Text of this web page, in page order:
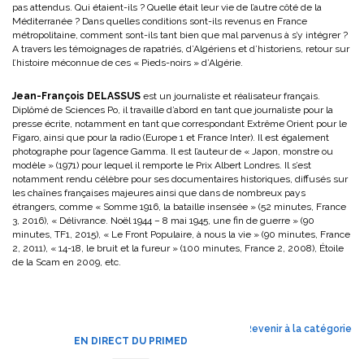
pas attendus. Qui étaient-ils ? Quelle était leur vie de l’autre côté de la
Méditerranée ? Dans quelles conditions sont-ils revenus en France
métropolitaine, comment sont-ils tant bien que mal parvenus à s’y intégrer ?
A travers les témoignages de rapatriés, d’Algériens et d’historiens, retour sur
l’histoire méconnue de ces « Pieds-noirs » d’Algérie.
Jean-François DELASSUS est un journaliste et réalisateur français.
Diplômé de Sciences Po, il travaille d’abord en tant que journaliste pour la
presse écrite, notamment en tant que correspondant Extrême Orient pour le
Figaro, ainsi que pour la radio (Europe 1 et France Inter). Il est également
photographe pour l’agence Gamma. Il est l’auteur de « Japon, monstre ou
modèle » (1971) pour lequel il remporte le Prix Albert Londres. Il s’est
notamment rendu célèbre pour ses documentaires historiques, diffusés sur
les chaînes françaises majeures ainsi que dans de nombreux pays
étrangers, comme « Somme 1916, la bataille insensée » (52 minutes, France
3, 2016), « Délivrance. Noël 1944 – 8 mai 1945, une fin de guerre » (90
minutes, TF1, 2015), « Le Front Populaire, à nous la vie » (90 minutes, France
2, 2011), « 14-18, le bruit et la fureur » (100 minutes, France 2, 2008), Étoile
de la Scam en 2009, etc.
Revenir à la catégorie
EN DIRECT DU PRIMED